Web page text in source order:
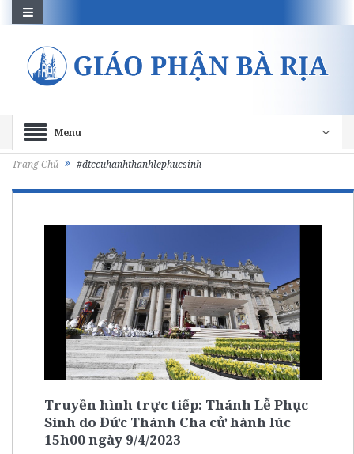
Menu
Trang Chủ #dtccuhanhthanhlephucsinh
Truyền hình trực tiếp: Thánh Lễ Phục
Sinh do Đức Thánh Cha cử hành lúc
15h00 ngày 9/4/2023